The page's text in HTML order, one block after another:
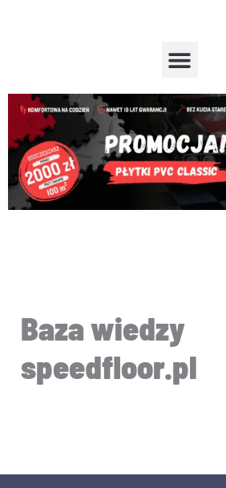
Menu
Baza wiedzy
speedfloor.pl